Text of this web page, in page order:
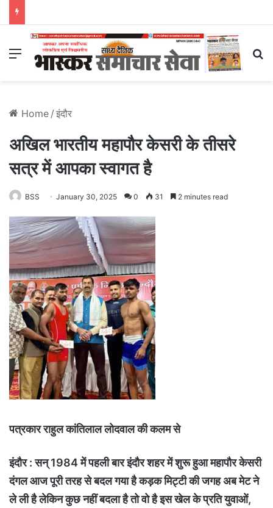
Menu
Home / इंदौर
अखिल भारतीय महापौर केसरी के तीसरे
सत्र में आपका स्वागत है
BSS January 30, 2025 0 31 2 minutes read
पत्रकार राहुल कांतिलाल लोदवाल की कलम से
इंदौर : सन् 1984 में पहली बार इंदौर शहर में शुरू हुआ महापौर केसरी
दंगल आज पूरी तरह से बदल गया है कड़क मिट्टी की जगह अब मेट ने
ले ली है लेकिन कुछ नहीं बदला है तो वो है इस खेल के प्रति युवाओं,